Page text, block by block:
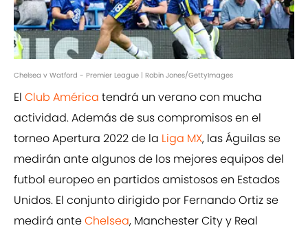
Chelsea v Watford - Premier League | Robin Jones/GettyImages
El Club América tendrá un verano con mucha
actividad. Además de sus compromisos en el
torneo Apertura 2022 de la Liga MX, las Águilas se
medirán ante algunos de los mejores equipos del
futbol europeo en partidos amistosos en Estados
Unidos. El conjunto dirigido por Fernando Ortiz se
medirá anteChelsea, Manchester City y Real